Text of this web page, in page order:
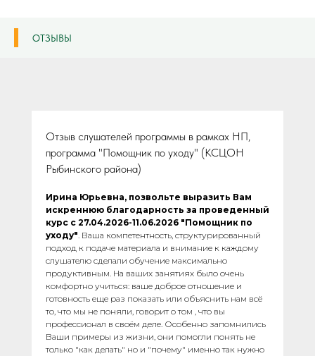
ОТЗЫВЫ
Отзыв слушателей программы в рамках НП,
программа "Помощник по уходу" (КСЦОН
Рыбинского района)
Ирина Юрьевна, позвольте выразить Вам
искреннюю благодарность за проведенный
курс с 27.04.2026-11.06.2026 "Помощник по
уходу". Ваша компетентность, структурированный
подход к подаче материала и внимание к каждому
слушателю сделали обучение максимально
продуктивным. На ваших занятиях было очень
комфортно учиться: ваше доброе отношение и
готовность еще раз показать или объяснить нам всё
то, что мы не поняли, говорит о том , что вы
профессионал в своём деле. Особенно запомнились
Ваши примеры из жизни, они помогли понять не
только "как делать" но и "почему" именно так нужно